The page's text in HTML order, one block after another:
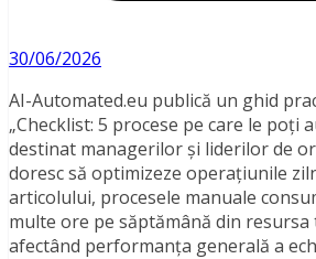
30/06/2026
AI-Automated.eu publică un ghid
„Checklist: 5 procese pe care le poți
destinat managerilor și liderilor de
doresc să optimizeze operațiunile
articolului, procesele manuale
multe ore pe săptămână din
afectând performanța generală a